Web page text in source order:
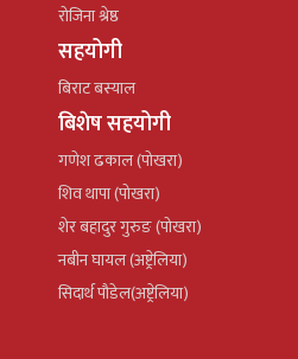
रोजिना श्रेष्ठ
सहयोगी
बिराट बस्याल
बिशेष सहयोगी
गणेश ढकाल (पोखरा)
शिव थापा (पोखरा)
शेर बहादुर गुरुङ (पोखरा)
नबीन घायल (अष्ट्रेलिया)
सिदार्थ पौडेल(अष्ट्रेलिया)